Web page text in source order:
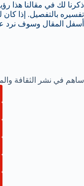
ذكرنا لك في مقالنا هذا
تفسيره بالتفصيل. إذا كان
أسفل المقال وسوف
ساهم في نشر الثقافة